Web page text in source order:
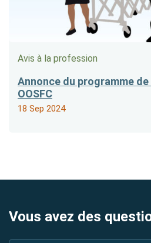
Avis à la profession
Annonce du programme
OOSFC
18 Sep 2024
Vous avez des